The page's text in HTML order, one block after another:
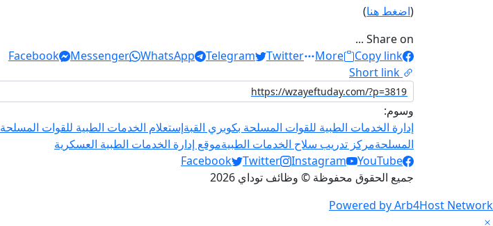
(اضغط هنا)
Share on ...
Facebook
Messenger WhatsApp Telegram Twitter More
Copy link
Short link
وسوم:
إدارة الخدمات الطبية للقوات المسلحة بكوبري القبةإستعلام الخدمات الطبية للقوات المسلحة
المسلحةمركز تدريب سلاح الخدمات الطبيةموقع إدارة الخدمات الطبية العسكرية
Social Links
Facebook Twitter Instagram
YouTube
جميع الحقوق محفوظة © وظائف توداي 2026
Powered by Arb4Host Network